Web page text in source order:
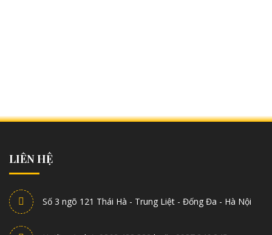
LIÊN HỆ
Số 3 ngõ 121 Thái Hà - Trung Liệt - Đống Đa - Hà Nội